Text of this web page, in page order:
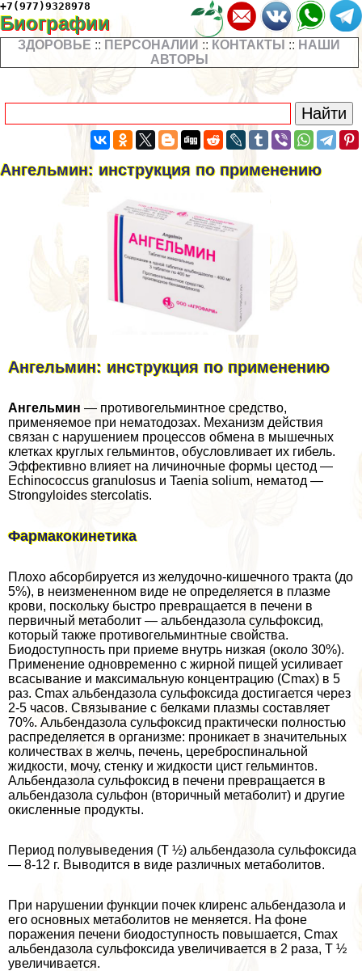
+7(977)9328978
Биографии
ЗДОРОВЬЕ :: ПЕРСОНАЛИИ :: КОНТАКТЫ :: НАШИ
АВТОРЫ
Ангельмин: инструкция по применению
Ангельмин: инструкция по применению
Ангельмин — противогельминтное средство,
применяемое при нематодозах. Механизм действия
связан с нарушением процессов обмена в мышечных
клетках круглых гельминтов, обусловливает их гибель.
Эффективно влияет на личиночные формы цестод —
Echinococcus granulosus и Taenia solium, нематод —
Strongyloides stercolatis.
Фармакокинетика
Плохо абсорбируется из желудочно-кишечного тpaкта (до
5%), в неизмененном виде не определяется в плазме
крови, поскольку быстро превращается в печени в
первичный метаболит — альбендазола сульфоксид,
который также противогельминтные свойства.
Биодоступность при приеме внутрь низкая (около 30%).
Применение одновременно с жирной пищей усиливает
всасывание и максимальную концентрацию (Cmax) в 5
раз. Cmax альбендазола сульфоксида достигается через
2-5 часов. Связывание с белками плазмы составляет
70%. Альбендазола сульфоксид пpaктически полностью
распределяется в организме: проникает в значительных
количествах в желчь, печень, цереброспинальной
жидкости, мочу, стенку и жидкости цист гельминтов.
Альбендазола сульфоксид в печени превращается в
альбендазола сульфон (вторичный метаболит) и другие
окисленные продукты.
Период полувыведения (Т ½) альбендазола сульфоксида
— 8-12 г. Выводится в виде различных метаболитов.
При нарушении функции почек клиренс альбендазола и
его основных метаболитов не меняется. На фоне
поражения печени биодоступность повышается, Cmax
альбендазола сульфоксида увеличивается в 2 раза, Т ½
увеличивается.